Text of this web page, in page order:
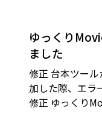
ゆっくり
ました
修正 台本ツー
加した際、エラ
修正 ゆっくり